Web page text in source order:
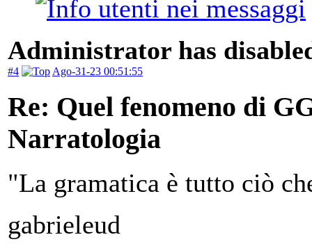
Administrator has
#4 Ago-31-23 00:51:55
Re: Quel fenomeno di
Narratologia
"La gramatica è tutto ciò
gabrieleud